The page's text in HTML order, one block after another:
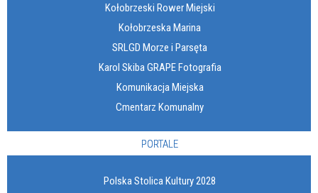
Kołobrzeski Rower Miejski
Kołobrzeska Marina
SRLGD Morze i Parsęta
Karol Skiba GRAPE Fotografia
Komunikacja Miejska
Cmentarz Komunalny
PORTALE
Polska Stolica Kultury 2028